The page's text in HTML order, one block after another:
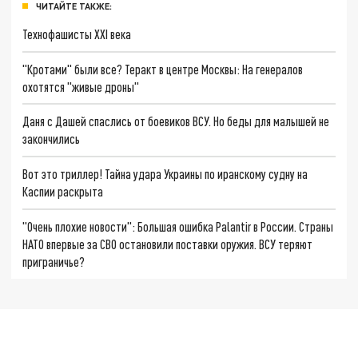
ЧИТАЙТЕ ТАКЖЕ:
Технофашисты XXI века
"Кротами" были все? Теракт в центре Москвы: На генералов
охотятся "живые дроны"
Даня с Дашей спаслись от боевиков ВСУ. Но беды для малышей не
закончились
Вот это триллер! Тайна удара Украины по иранскому судну на
Каспии раскрыта
"Очень плохие новости": Большая ошибка Palantir в России. Страны
НАТО впервые за СВО остановили поставки оружия. ВСУ теряют
приграничье?